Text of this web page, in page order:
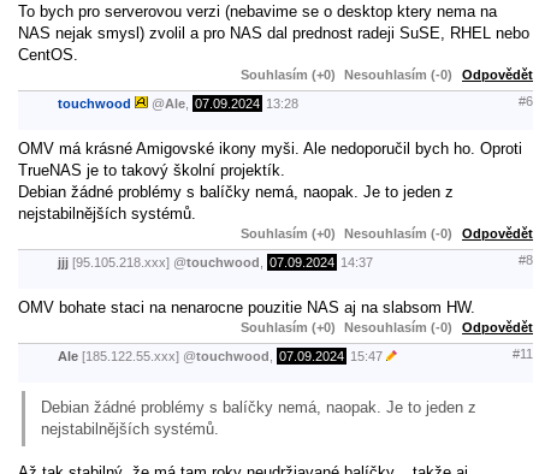
To bych pro serverovou verzi (nebavime se o desktop ktery nema na
NAS nejak smysl) zvolil a pro NAS dal prednost radeji SuSE, RHEL nebo
CentOS.
Souhlasím (+0) Nesouhlasím (-0) Odpovědět
touchwood @Ale 07.09.2024 13:28 #6
OMV má krásné Amigovské ikony myši. Ale nedoporučil bych ho. Oproti
TrueNAS je to takový školní projektík.
Debian žádné problémy s balíčky nemá, naopak. Je to jeden z
nejstabilnějších systémů.
Souhlasím (+0) Nesouhlasím (-0) Odpovědět
jjj [95.105.218.xxx] @touchwood 07.09.2024 14:37 #8
OMV bohate staci na nenarocne pouzitie NAS aj na slabsom HW.
Souhlasím (+0) Nesouhlasím (-0) Odpovědět
Ale [185.122.55.xxx] @touchwood 07.09.2024 15:47 #11
Debian žádné problémy s balíčky nemá, naopak. Je to jeden z
nejstabilnějších systémů.